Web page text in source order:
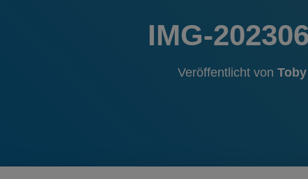
IMG-
Veröffentlicht von